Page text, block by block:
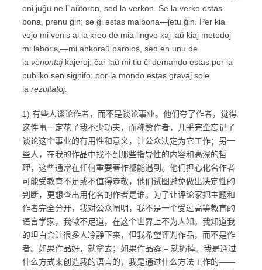
oni juĝu ne l’ aŭtoron, sed la verkon. Se la verko estas
bona, prenu ĝin; se ĝi estas malbona—ĵetu ĝin. Per kia
vojo mi venis al la kreo de mia lingvo kaj laŭ kiaj metodoj
mi laboris,—mi ankoraŭ parolos, sed en unu de
la venontajkajeroj; ĉar laŭ mi tiu ĉi demando estas por la
publiko sen signifo: por la mondo estas gravaj sole
la rezultatoj.
1) 有些人谈论作者，而不是谈论事业。他们夸了作者，觉得
这件事一定花了我不少功夫，而称赞作者，几乎完全忘记了
谈论这个事业的有用性和意义，让公众决定为它工作；另一
些人，在我的作品中找不到那些指导性的内容和高深的哲
理，这些通常在任何重要著作都能遇到。他们担心化名作者
可能受教育不足或不值得恭敬，他们试图避免做出决定性的
判断，更想查出用化名的作者是谁。为了让评论家把主题和
作者完全分开，我对公众阐明，我不是一个受过高等教育的
语言学家，我微不足道，在这个世界上不为人知。我知道我
的坦白会让很多人冷静下来，但我希望评判作品，而不是作
者。如果作品好，就拿去；如果作品孬 – 就扔掉。我是通过
什么方式来创造我的语言的，我是通过什么方法工作的——